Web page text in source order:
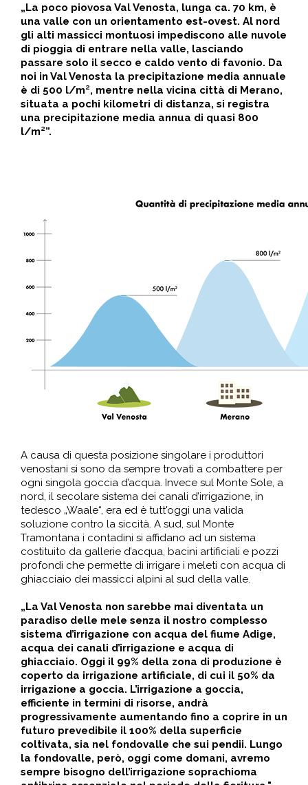
„La poco piovosa Val Venosta, lunga ca. 70 km, è
una valle con un orientamento est-ovest. Al nord
gli alti massicci montuosi impediscono alle nuvole
di pioggia di entrare nella valle, lasciando
passare solo il secco e caldo vento di favonio. Da
noi in Val Venosta la precipitazione media annuale
è di 500 l/m², mentre nella vicina città di Merano,
situata a pochi kilometri di distanza, si registra
una precipitazione media annua di quasi 800
l/m²”.
A causa di questa posizione singolare i produttori
venostani si sono da sempre trovati a combattere per
ogni singola goccia d’acqua. Invece sul Monte Sole, a
nord, il secolare sistema dei canali d’irrigazione, in
tedesco „Waale“, era ed è tutt'oggi una valida
soluzione contro la siccità. A sud, sul Monte
Tramontana i contadini si affidano ad un sistema
costituito da gallerie d’acqua, bacini artificiali e pozzi
profondi che permette di irrigare i meleti con acqua di
ghiacciaio dei massicci alpini al sud della valle.
„La Val Venosta non sarebbe mai diventata un
paradiso delle mele senza il nostro complesso
sistema d’irrigazione con acqua del fiume Adige,
acqua dei canali d’irrigazione e acqua di
ghiacciaio. Oggi il 99% della zona di produzione è
coperto da irrigazione artificiale, di cui il 50% da
irrigazione a goccia. L’irrigazione a goccia,
efficiente in termini di risorse, andrà
progressivamente aumentando fino a coprire in un
futuro prevedibile il 100% della superficie
coltivata, sia nel fondovalle che sui pendii. Lungo
la fondovalle, però, oggi come domani, avremo
sempre bisogno dell’irrigazione soprachioma